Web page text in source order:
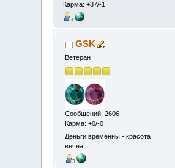
Карма: +37/-1
GSK
Ветеран
Сообщений: 2606
Карма: +0/-0
Деньги временны - красота
вечна!